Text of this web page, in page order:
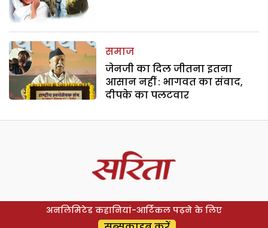
समाज
जेनजी का दिल जीतना इतना
आसान नहीं : भागवत का संवाद,
दीपके का पलटवार
अनलिमिटेड कहानियां-आर्टिकल पढ़ने के लिए